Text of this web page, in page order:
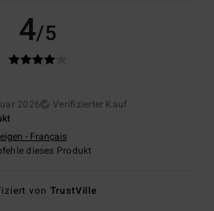
4/5
2026
Verifizierter Kauf
- Français
dieses Produkt
von TrustVille